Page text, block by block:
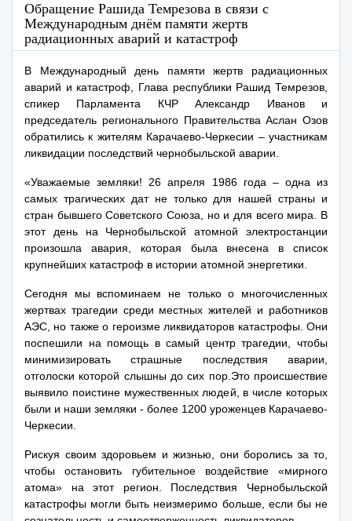
Обращение Рашида Темрезова в связи с
Международным днём памяти жертв
радиационных аварий и катастроф
В Международный день памяти жертв радиационных
аварий и катастроф, Глава республики Рашид Темрезов,
спикер Парламента КЧР Александр Иванов и
председатель регионального Правительства Аслан Озов
обратились к жителям Карачаево-Черкесии – участникам
ликвидации последствий чернобыльской аварии.
«Уважаемые земляки! 26 апреля 1986 года – одна из
самых трагических дат не только для нашей страны и
стран бывшего Советского Союза, но и для всего мира. В
этот день на Чернобыльской атомной электростанции
произошла авария, которая была внесена в список
крупнейших катастроф в истории атомной энергетики.
Сегодня мы вспоминаем не только о многочисленных
жертвах трагедии среди местных жителей и работников
АЭС, но также о героизме ликвидаторов катастрофы. Они
поспешили на помощь в самый центр трагедии, чтобы
минимизировать страшные последствия аварии,
отголоски которой слышны до сих пор.Это происшествие
выявило поистине мужественных людей, в числе которых
были и наши земляки - более 1200 уроженцев Карачаево-
Черкесии.
Рискуя своим здоровьем и жизнью, они боролись за то,
чтобы остановить губительное воздействие «мирного
атома» на этот регион. Последствия Чернобыльской
катастрофы могли быть неизмеримо больше, если бы не